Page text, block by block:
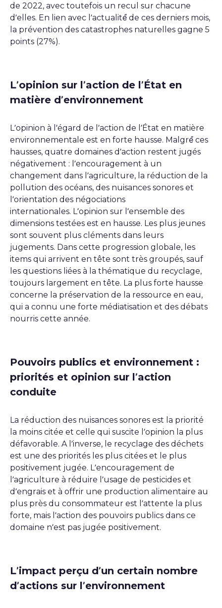
de 2022, avec toutefois un recul sur chacune
d’elles. En lien avec l’actualité́ de ces derniers mois,
la prévention des catastrophes naturelles gagne 5
points (27%).
L’opinion sur l’action de l’État en
matière d’environnement
L’opinion à l’égard de l’action de l’État en matière
environnementale est en forte hausse. Malgré́ ces
hausses, quatre domaines d’action restent jugés
négativement : l’encouragement à un
changement dans l’agriculture, la réduction de la
pollution des océans, des nuisances sonores et
l’orientation des négociations
internationales. L’opinion sur l’ensemble des
dimensions testées est en hausse. Les plus jeunes
sont souvent plus cléments dans leurs
jugements. Dans cette progression globale, les
items qui arrivent en tête sont très groupés, sauf
les questions liées à la thématique du recyclage,
toujours largement en tête. La plus forte hausse
concerne la préservation de la ressource en eau,
qui a connu une forte médiatisation et des débats
nourris cette année.
Pouvoirs publics et environnement :
priorités et opinion sur l’action
conduite
La réduction des nuisances sonores est la priorité
la moins citée et celle qui suscite l’opinion la plus
défavorable. A l’inverse, le recyclage des déchets
est une des priorités les plus citées et le plus
positivement jugée. L’encouragement de
l’agriculture à réduire l’usage de pesticides et
d’engrais et à offrir une production alimentaire au
plus près du consommateur est l’attente la plus
forte, mais l’action des pouvoirs publics dans ce
domaine n’est pas jugée positivement.
L’impact perçu d’un certain nombre
d’actions sur l’environnement